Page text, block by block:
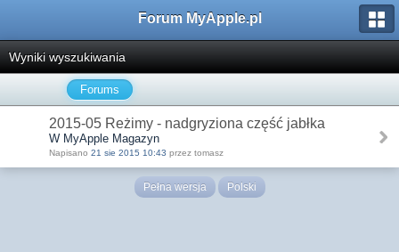
Forum MyApple.pl
Wyniki wyszukiwania
Forums
2015-05 Reżimy - nadgryziona część jabłka
W MyApple Magazyn
Napisano 21 sie 2015 10:43 przez tomasz
Pełna wersja Polski